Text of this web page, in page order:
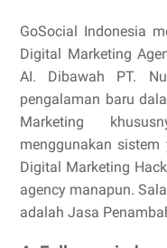
GoSocial Indonesia
Digital Marketing
AI. Dibawah PT.
pengalaman baru
Marketing
menggunakan
Digital Marketing
agency manapun.
adalah Jasa